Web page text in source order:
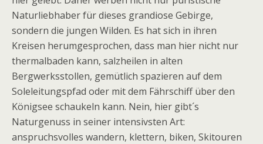
Naturliebhaber für dieses grandiose Gebirge,
sondern die jungen Wilden. Es hat sich in ihren
Kreisen herumgesprochen, dass man hier nicht nur
thermalbaden kann, salzheilen in alten
Bergwerksstollen, gemütlich spazieren auf dem
Soleleitungspfad oder mit dem Fährschiff über den
Königsee schaukeln kann. Nein, hier gibt´s
Naturgenuss in seiner intensivsten Art:
anspruchsvolles wandern, klettern, biken, Skitouren